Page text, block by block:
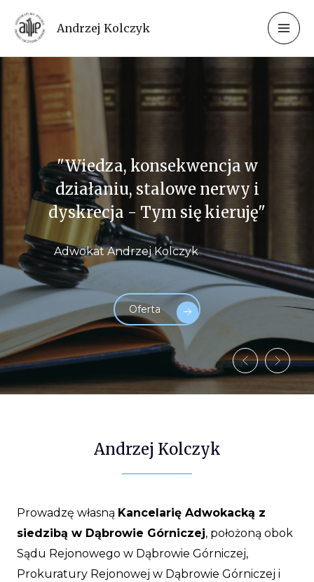
Andrzej Kolczyk
Adwokat Dąbrowa Górnicza
Adwokat Andrzej Kolczyk
Andrzej Kolczyk
Prowadzę własną Kancelarię Adwokacką z
siedzibą w Dąbrowie Górniczej, położoną obok
Sądu Rejonowego w Dąbrowie Górniczej,
Prokuratury Rejonowej w Dąbrowie Górniczej i